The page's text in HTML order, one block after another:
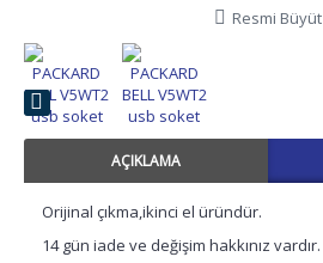
Resmi Büyüt
AÇIKLAMA
Orijinal çıkma,ikinci el üründür.
14 gün iade ve değişim hakkınız vardır.